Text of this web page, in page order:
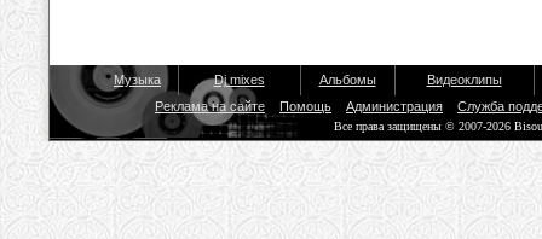
Музыка Dj mixes Альбомы
Видеоклипы
Реклама на сайте
Помощь Администрация Служба
Все права защищены © 2007-2026